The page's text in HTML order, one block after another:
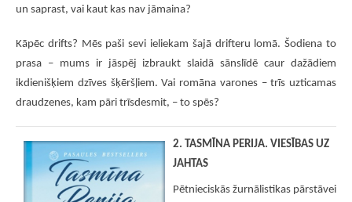
un saprast, vai kaut kas nav jāmaina?
Kāpēc drifts? Mēs paši sevi ieliekam šajā drifteru lomā. Šodiena to
prasa – mums ir jāspēj izbraukt slaidā sānslīdē caur dažādiem
ikdienišķiem dzīves šķēršļiem. Vai romāna varones – trīs uzticamas
draudzenes, kam pāri trīsdesmit, – to spēs?
2. TASMĪNA PERIJA. VIESĪBAS UZ
JAHTAS
Pētnieciskās žurnālistikas pārstāvei